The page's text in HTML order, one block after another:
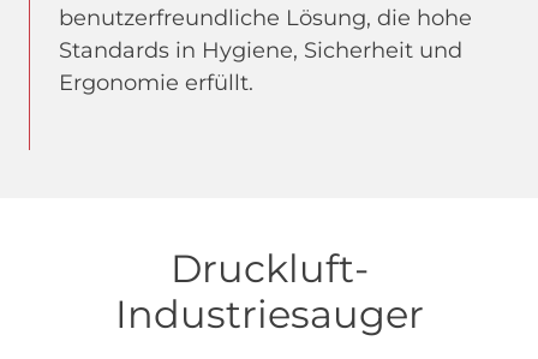
benutzerfreundliche Lösung, die hohe
Standards in Hygiene, Sicherheit und
Ergonomie erfüllt.
Druckluft-
Industriesauger